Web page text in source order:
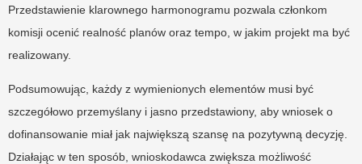
Przedstawienie klarownego harmonogramu pozwala członkom
komisji ocenić realność planów oraz tempo, w jakim projekt ma być
realizowany.
Podsumowując, każdy z wymienionych elementów musi być
szczegółowo przemyślany i jasno przedstawiony, aby wniosek o
dofinansowanie miał jak największą szansę na pozytywną decyzję.
Działając w ten sposób, wnioskodawca zwiększa możliwość